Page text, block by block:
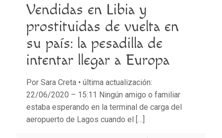
Vendidas en Libia y
prostituidas de vuelta en
su país: la pesadilla de
intentar llegar a Europa
Por Sara Creta • última actualización:
22/06/2020 – 15:11 Ningún amigo o familiar
estaba esperando en la terminal de carga del
aeropuerto de Lagos cuando el […]